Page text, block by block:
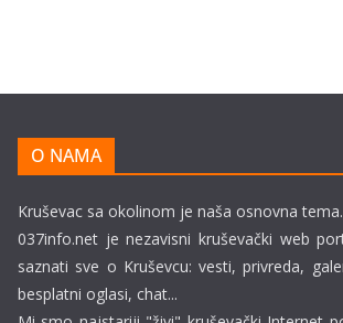
O NAMA
Kruševac sa okolinom je naša osnovna tema.
037info.net je nezavisni kruševački web
saznati sve o Kruševcu: vesti, privreda,
besplatni oglasi, chat...